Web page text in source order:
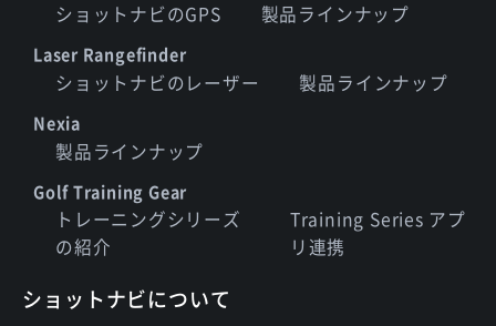
ショットナビのGPS 製品ラインナップ
Laser Rangefinder
ショットナビのレーザー 製品ラインナップ
Nexia
製品ラインナップ
Golf Training Gear
トレーニングシリーズ
の紹介
Training Series アプ
リ連携
ショットナビについて